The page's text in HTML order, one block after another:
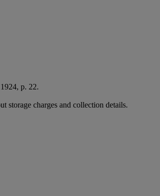
p. 22.
storage charges and collection details.